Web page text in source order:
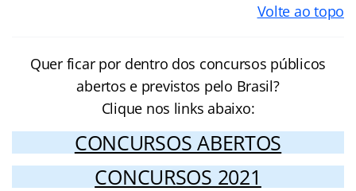
Volte ao topo
Quer ficar por dentro dos concursos públicos
abertos e previstos pelo Brasil?
Clique nos links abaixo:
CONCURSOS ABERTOS
CONCURSOS 2021